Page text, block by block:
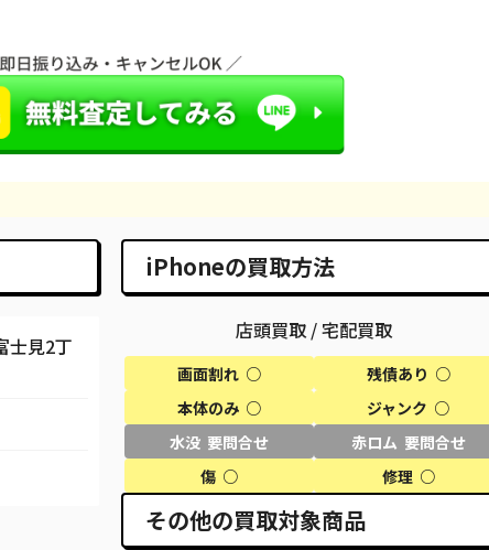
¥143,100
¥66,600
¥66,600
¥98,100
¥29,600
¥127,000
¥66,000
¥65,000
¥95,000
¥29,000
¥50,000
¥61,000
¥69,000
¥25,000
¥61,000
¥57,000
¥93,000
¥23,000
¥44,000
¥57,000
¥18,000
¥95,000
¥29,000
¥44,000
¥60,000
¥70,000
士見2丁
iPhoneの買取方法
店頭買取 / 宅配買取
画面割れ ○
残債あり ○
本体のみ ○
ジャンク ○
水没 要問合せ
赤ロム 要問合せ
傷 ○
修理 ○
その他の買取対象商品